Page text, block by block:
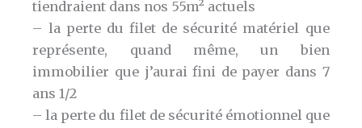
tiendraient dans nos 55m² actuels
– la perte du filet de sécurité matériel que
représente, quand même, un bien
immobilier que j’aurai fini de payer dans 7
ans 1/2
– la perte du filet de sécurité émotionnel que